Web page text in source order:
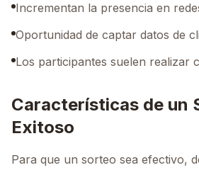
Incrementan la presencia en
Oportunidad de captar datos de
Los participantes suelen realizar
Características de un
Exitoso
Para que un sorteo sea efectivo,